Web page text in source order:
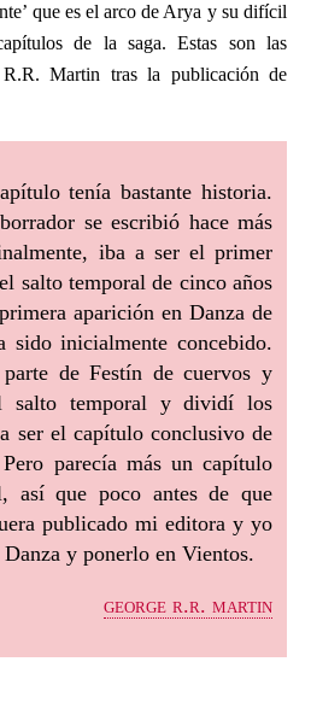
que es el arco de Arya y su difícil
de la saga. Estas son las
R.R. Martin tras la publicación de
tenía bastante historia.
se escribió hace más
iba a ser el primer
salto temporal de cinco años
aparición en Danza de
sido inicialmente concebido.
de Festín de cuervos y
salto temporal y dividí los
ser el capítulo conclusivo de
parecía más un capítulo
así que poco antes de que
publicado mi editora y yo
y ponerlo en Vientos.
george r.r. martin